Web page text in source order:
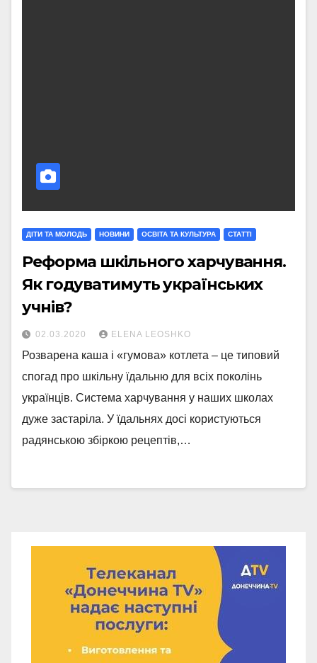
ДІТИ ТА МОЛОДЬ НОВИНИ ОСВІТА ТА КУЛЬТУРА СТАТТI
Реформа шкільного харчування.
Як годуватимуть українських
учнів?
02.03.2020 ELENA LEOSHKO
Розварена каша і «гумова» котлета – це типовий
спогад про шкільну їдальню для всіх поколінь
українців. Система харчування у наших школах
дуже застаріла. У їдальнях досі користуються
радянською збіркою рецептів,…